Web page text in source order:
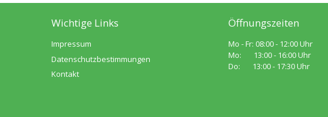
Wichtige Links
Impressum
Datenschutzbestimmungen
Kontakt
Öffnungszeiten
Mo - Fr: 08:00 - 12:00 Uhr
Mo: 13:00 - 16:00 Uhr
Do: 13:00 - 17:30 Uhr